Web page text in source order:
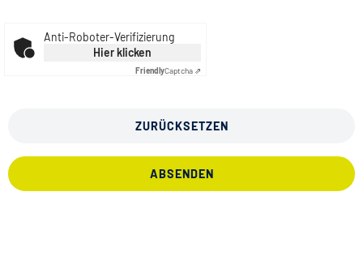
Anti-Roboter-Verifizierung
Hier klicken
FriendlyCaptcha ⇗
ZURÜCKSETZEN
ABSENDEN